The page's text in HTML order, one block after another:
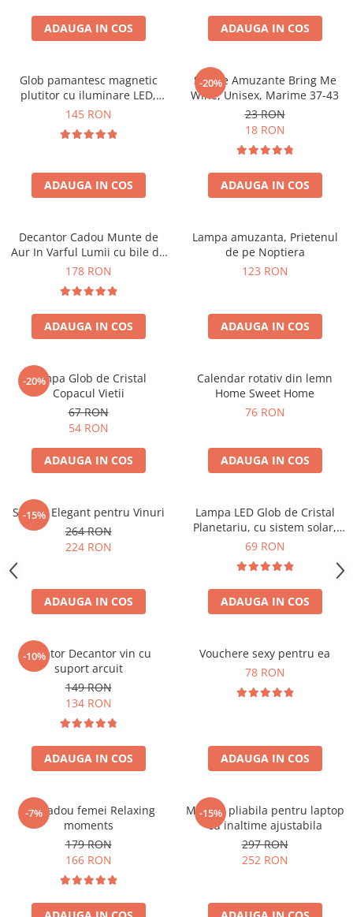
ADAUGA IN COS ADAUGA IN COS
Glob pamantesc magnetic
plutitor cu iluminare LED,
Forma C
145 RON
ADAUGA IN COS
-20%
Sosete Amuzante Bring Me
Wine, Unisex, Marime 37-43
23 RON
18 RON
ADAUGA IN COS
Decantor Cadou Munte de
Aur In Varful Lumii cu bile de
curatare
178 RON
ADAUGA IN COS
Lampa amuzanta, Prietenul
de pe Noptiera
123 RON
ADAUGA IN COS
-20%
Lampa Glob de Cristal
Copacul Vietii
67 RON
54 RON
ADAUGA IN COS
Calendar rotativ din lemn
Home Sweet Home
76 RON
ADAUGA IN COS
-15%
Suport Elegant pentru Vinuri
264 RON
224 RON
ADAUGA IN COS
Lampa LED Glob de Cristal
Planetariu, cu sistem solar,
cadou captivant
69 RON
ADAUGA IN COS
-10%
Aerator Decantor vin cu
suport arcuit
149 RON
134 RON
ADAUGA IN COS
Vouchere sexy pentru ea
78 RON
ADAUGA IN COS
-7%
Set cadou femei Relaxing
moments
179 RON
166 RON
-15%
Masuta pliabila pentru laptop
cu inaltime ajustabila
297 RON
252 RON